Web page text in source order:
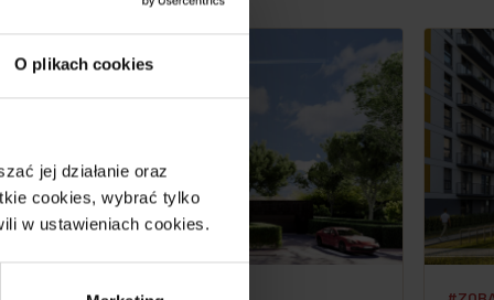
O plikach cookies
jej działanie oraz
cookies, wybrać tylko
w ustawieniach cookies.